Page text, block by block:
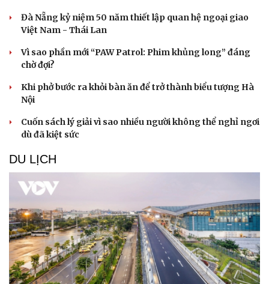
Đà Nẵng kỷ niệm 50 năm thiết lập quan hệ ngoại giao
Việt Nam - Thái Lan
Vì sao phần mới “PAW Patrol: Phim khủng long” đáng
chờ đợi?
Khi phở bước ra khỏi bàn ăn để trở thành biểu tượng Hà
Nội
Cuốn sách lý giải vì sao nhiều người không thể nghỉ ngơi
dù đã kiệt sức
DU LỊCH